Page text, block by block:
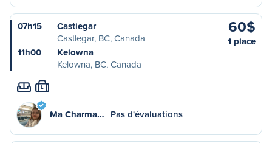
07h15
Castlegar
Castlegar, BC, Canada
11h00
Kelowna
Kelowna, BC, Canada
60$
1 place
L
Ma Charma… Pas d'évaluations